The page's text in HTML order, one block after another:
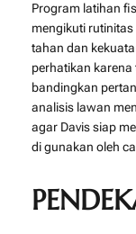
Program latihan
mengikuti
tahan dan
perhatikan
bandingkan
analisis lawan
agar Davis siap
di gunakan oleh